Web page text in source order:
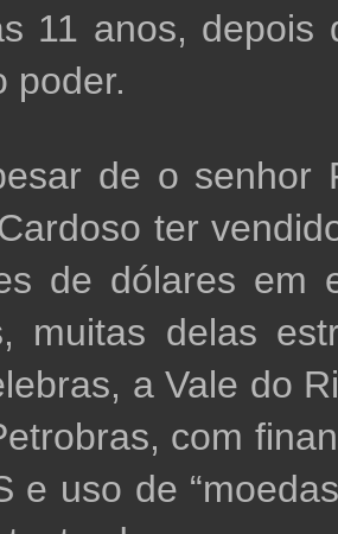
11 anos, depois
poder.
de o senhor
ter
de dólares em
muitas delas
a Vale do
com
e uso de